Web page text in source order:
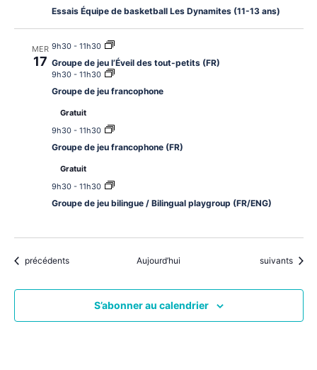
Essais Équipe de basketball Les Dynamites (11-13 ans)
MER
17
9h30- 11h30
Groupe de jeu l’Éveil des tout-petits (FR)
9h30- 11h30
Groupe de jeu francophone
Gratuit
9h30- 11h30
Groupe de jeu francophone (FR)
Gratuit
9h30- 11h30
Groupe de jeu bilingue / Bilingual playgroup (FR/ENG)
Évènements
précédents Aujourd’hui Évènements
suivants
S’abonner au calendrier